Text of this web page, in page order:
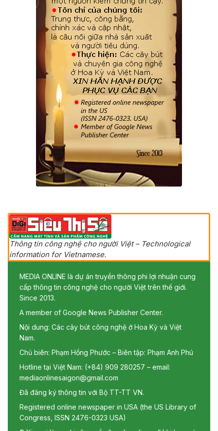
Thông tin công nghệ cho người Việt – Technological
information for Vietnamese.
MEDIA ONLINE là dự án truyền thông phi lợi nhuận cung
cấp thông tin công nghệ cho người Việt trên thế giới.
Since 2013.
A member of Google News Publisher Center.
Nội dung: Các cây bút công nghệ ở Hoa Kỳ và Việt
Nam.
Chủ biên: Phạm Hồng Phước – Biên tập: Phạm Anh Phú
Hotline tại Việt Nam: (+84) 909 280257 – email:
mediaonlinesaigon@gmail.com
Đã đăng ký thông tin với Bộ TT-TT VN.
Registered online newspaper in USA (the US Library of
Congress, ISSN 2476-0323 USA)